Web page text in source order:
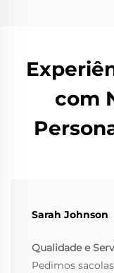
com
Sarah Johnson
Qualidade e
Pedimos